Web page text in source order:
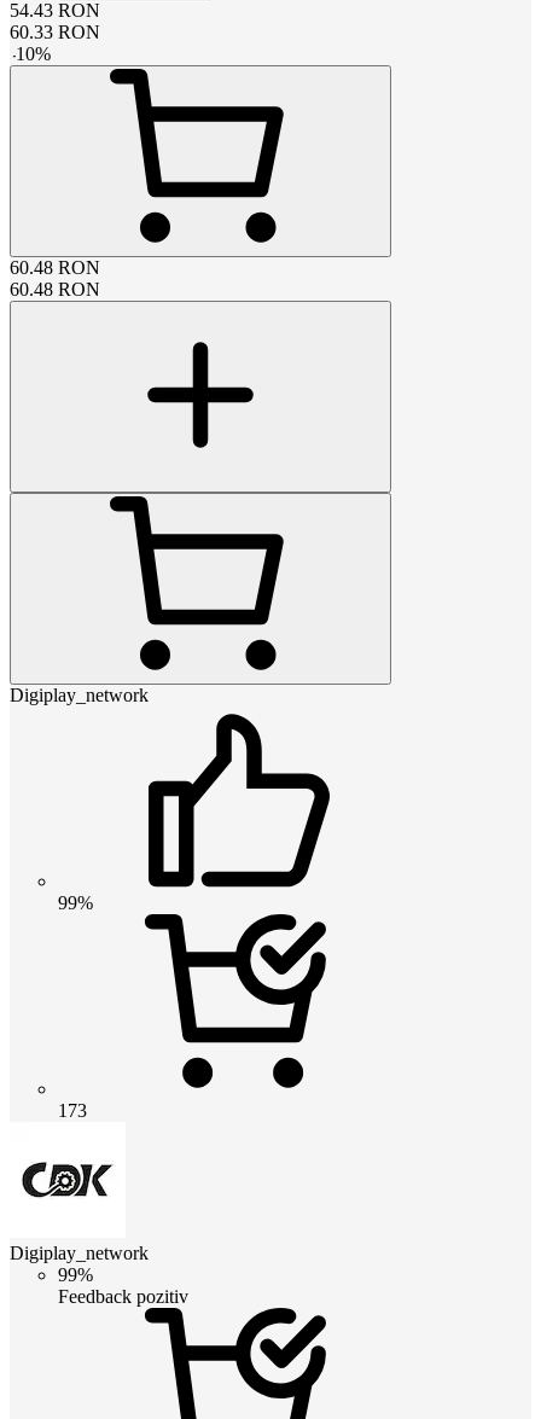
54.43 RON
60.33 RON
-10%
60.48 RON
60.48 RON
Digiplay_network
99%
173
Digiplay_network
99%
Feedback pozitiv